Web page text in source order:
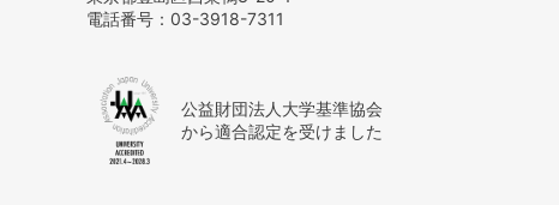
電話番号： 03-3918-7311
公益財団法人大学基準協会
から適合認定を受けました